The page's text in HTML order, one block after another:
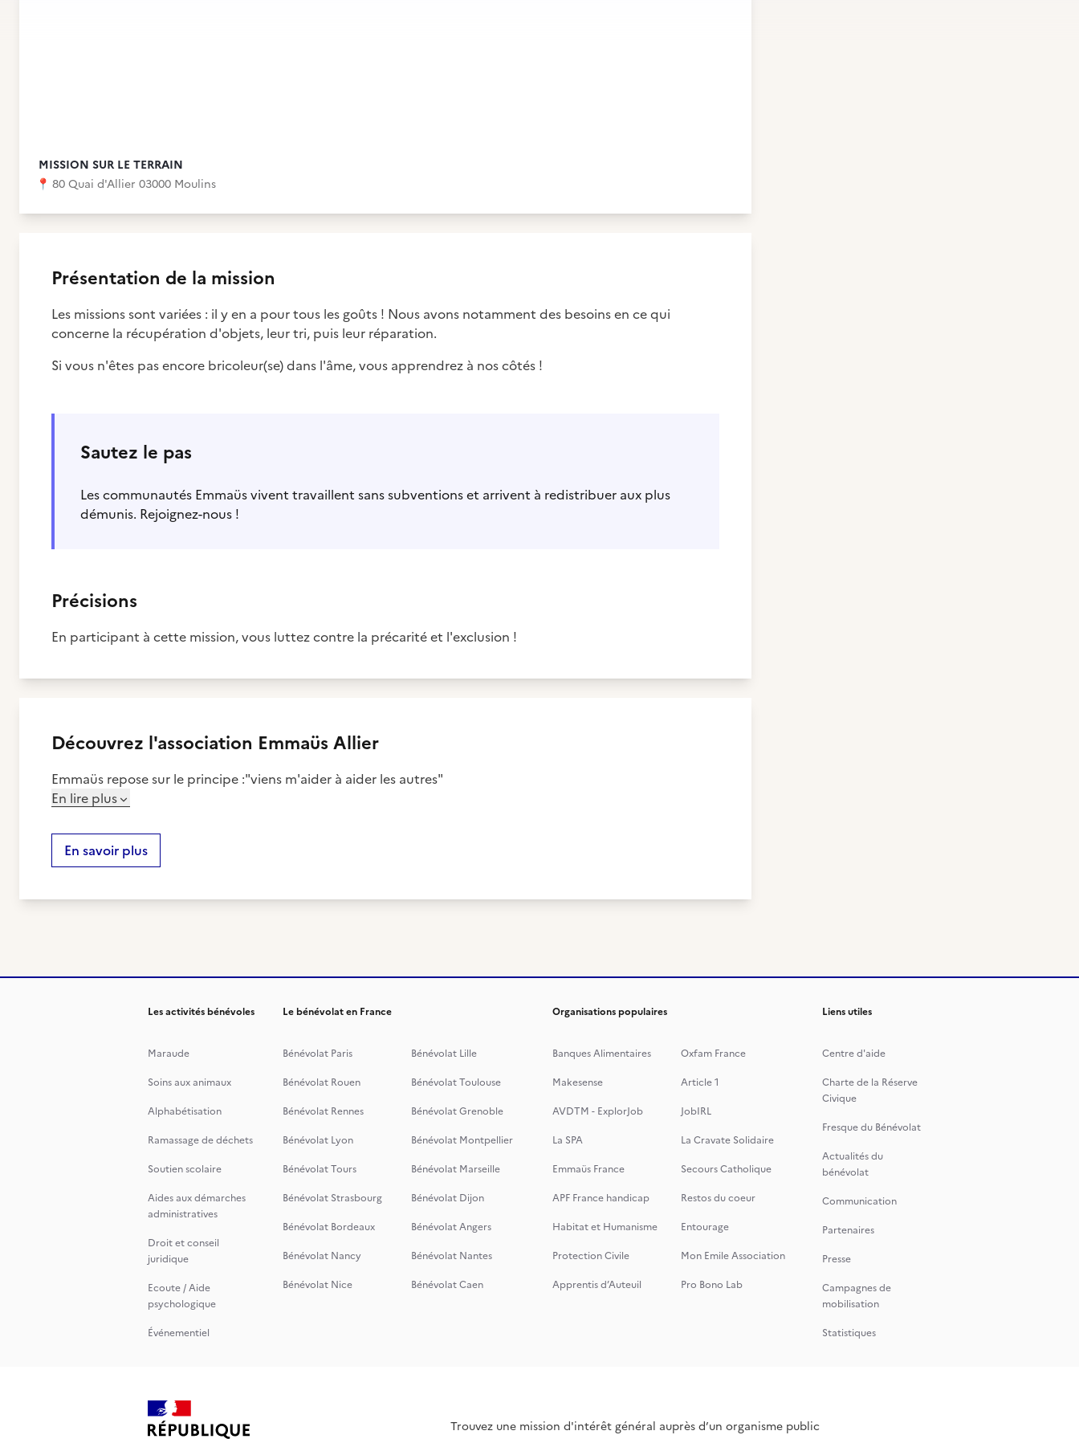
MISSION SUR LE TERRAIN
📍 80 Quai d'Allier 03000 Moulins
Présentation de la mission
Les missions sont variées : il y en a pour tous les goûts ! Nous avons notamment des besoins en ce qui
concerne la récupération d'objets, leur tri, puis leur réparation.
Si vous n'êtes pas encore bricoleur(se) dans l'âme, vous apprendrez à nos côtés !
Sautez le pas
Les communautés Emmaüs vivent travaillent sans subventions et arrivent à redistribuer aux plus
démunis. Rejoignez-nous !
Précisions
En participant à cette mission, vous luttez contre la précarité et l'exclusion !
Découvrez l'association Emmaüs Allier
Emmaüs repose sur le principe :"viens m'aider à aider les autres"
En lire plus
En savoir plus
Les activités bénévoles
Maraude
Soins aux animaux
Alphabétisation
Ramassage de déchets
Soutien scolaire
Aides aux démarches
administratives
Droit et conseil
juridique
Ecoute / Aide
psychologique
Événementiel
Le bénévolat en France
Bénévolat Paris
Bénévolat Lille
Bénévolat Rouen
Bénévolat Toulouse
Bénévolat Rennes
Bénévolat Grenoble
Bénévolat Lyon
Bénévolat Montpellier
Bénévolat Tours
Bénévolat Marseille
Bénévolat Strasbourg
Bénévolat Dijon
Bénévolat Bordeaux
Bénévolat Angers
Bénévolat Nancy
Bénévolat Nantes
Bénévolat Nice
Bénévolat Caen
Organisations populaires
Banques Alimentaires
Oxfam France
Makesense
Article 1
AVDTM - ExplorJob
JobIRL
La SPA
La Cravate Solidaire
Emmaüs France
Secours Catholique
APF France handicap
Restos du coeur
Habitat et Humanisme
Entourage
Protection Civile
Mon Emile Association
Apprentis d’Auteuil
Pro Bono Lab
Liens utiles
Centre d'aide
Charte de la Réserve
Civique
Fresque du Bénévolat
Actualités du
bénévolat
Communication
Partenaires
Presse
Campagnes de
mobilisation
Statistiques
Trouvez une mission d'intérêt général auprès d’un organisme public